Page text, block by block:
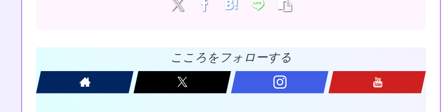
こころをフォローする